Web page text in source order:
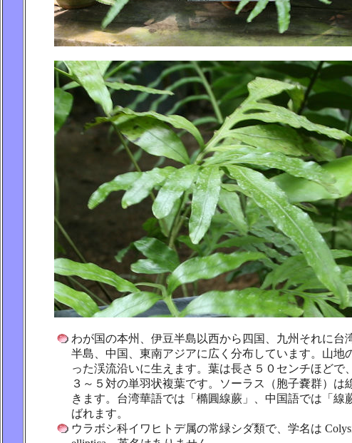
わが国の本州、伊豆半島以西から四国、九州それに台
半島、中国、東南アジアに広く分布しています。山地
った渓流沿いに生えます。葉は長さ５０センチほどで
３～５対の単羽状複葉です。ソーラス（胞子嚢群）は
きます。台湾華語では「橢圓線蕨」、中国語では「線
ばれます。
ウラボシ科イワヒトデ属の常緑シダ類で、学名は